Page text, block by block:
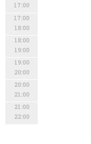
17:00
17:00
18:00
18:00
19:00
19:00
20:00
20:00
21:00
21:00
22:00